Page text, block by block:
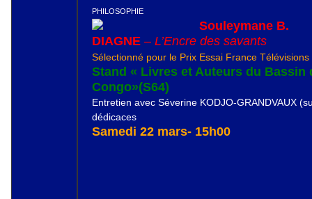
PHILOSOPHIE
Souleymane B.
DIAGNE – L’Encre des savants
Sélectionné pour le Prix Essai France Télévisions
Stand « Livres et Auteurs du Bassin
Congo»(S64)
Entretien avec Séverine KODJO-GRANDVAUX
dédicaces
Samedi 22 mars- 15h00